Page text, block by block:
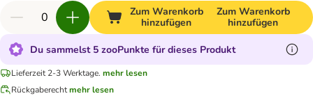
Zum Warenkorb
hinzufügen
Zum Warenkorb
hinzufügen
Du sammelst 5 zooPunkte für dieses Produkt
Lieferzeit 2-3 Werktage. mehr lesen
Rückgaberechtmehr lesen